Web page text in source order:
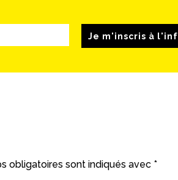
Je m'inscris à
obligatoires sont indiqués avec *